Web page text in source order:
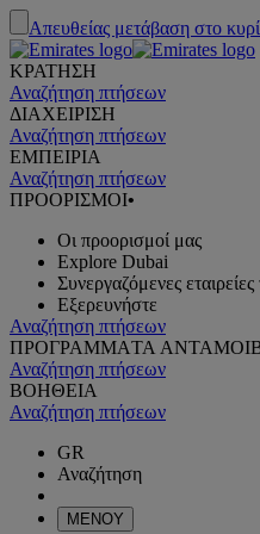
Απευθείας μετάβαση στο
ΚΡΑΤΗΣΗ
Αναζήτηση πτήσεων
ΔΙΑΧΕΙΡΙΣΗ
Αναζήτηση πτήσεων
ΕΜΠΕΙΡΙΑ
Αναζήτηση πτήσεων
ΠΡΟΟΡΙΣΜΟΙ•
Οι προορισμοί μας
Explore Dubai
Συνεργαζόμενες
Εξερευνήστε
Αναζήτηση πτήσεων
ΠΡΟΓΡΑΜΜΑTA
Αναζήτηση πτήσεων
ΒΟΗΘΕΙΑ
Αναζήτηση πτήσεων
GR
Αναζήτηση
ΜΕΝΟΥ